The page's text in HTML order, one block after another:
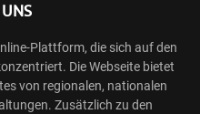
Plattform, die sich auf den
Die Webseite bietet
von regionalen, nationalen
Zusätzlich zu den